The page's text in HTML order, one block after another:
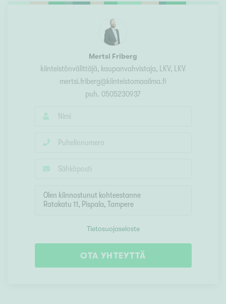
Mertsi Friberg
kiinteistönvälittäjä, kaupanvahvistaja, LKV, LKV
mertsi.friberg@kiinteistomaailma.fi
puh. 0505230937
Tietosuojaseloste
OTA YHTEYTTÄ